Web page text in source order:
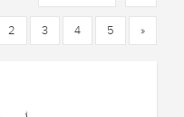
2 3 4 5 »